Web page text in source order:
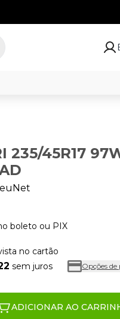
235/45R17
boleto ou PIX
no cartão
sem juros Opções
ADICIONAR AO